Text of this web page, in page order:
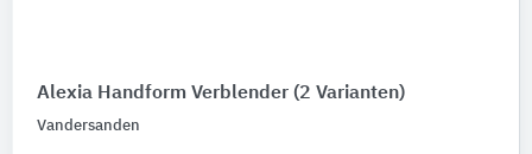
Alexia Handform Verblender (2 Varianten)
Vandersanden